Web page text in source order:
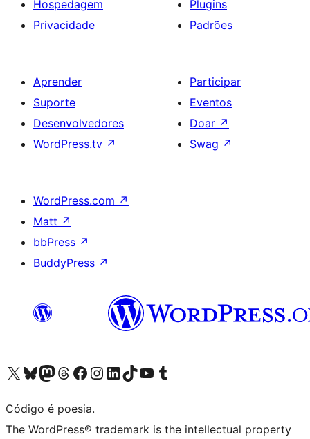
Hospedagem
Privacidade
Plugins
Padrões
Aprender
Suporte
Desenvolvedores
WordPress.tv ↗
Participar
Eventos
Doar ↗
Swag ↗
WordPress.com ↗
Matt ↗
bbPress ↗
BuddyPress ↗
Acessar nossa conta do X (antigo Twitter)
Acessar nossa conta do Bluesky
Acessar nossa conta do Mastodon
Acessar nossa conta do Threads
Acessar nossa página do Facebook
Acessar nossa conta do Instagram
Acessar nossa conta do LinkedIn
Acessar nossa conta do TikTok
Acessar nosso canal do YouTube
Acessar nossa conta no Tumblr
Código é poesia.
The WordPress® trademark is the intellectual property